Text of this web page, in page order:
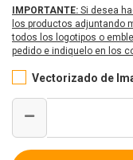
IMPORTANTE: Si desea
los productos adjuntando
todos los logotipos o
pedido e indiquelo en los
Vectorizado de